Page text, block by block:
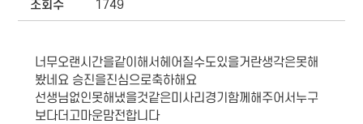
조회수 1749
너무오랜시간을같이해서헤어질수도있을거란생각은못해
봤네요 승진을진심으로축하해요
선생님없인못해냈을것같은미사리경기함께해주어서누구
보다더고마운맘전합니다